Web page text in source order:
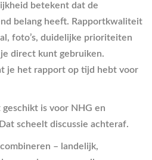
betekent dat de
belang heeft. Rapportkwaliteit
foto’s, duidelijke prioriteiten
direct kunt gebruiken.
je het rapport op tijd hebt voor
is voor NHG en
scheelt discussie achteraf.
– landelijk,